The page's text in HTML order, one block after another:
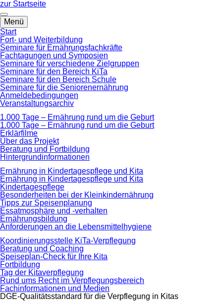
zum
Hauptinhalt
springen
zur Startseite
Menü
Start
Fort- und Weiterbildung
Seminare für Ernährungsfachkräfte
Fachtagungen und Symposien
Seminare für verschiedene Zielgruppen
Seminare für den Bereich KiTa
Seminare für den Bereich Schule
Seminare für die Seniorenernährung
Anmeldebedingungen
Veranstaltungsarchiv
1.000 Tage – Ernährung rund um die Geburt
1.000 Tage – Ernährung rund um die Geburt
Erklärfilme
Über das Projekt
Beratung und Fortbildung
Hintergrundinformationen
Ernährung in Kindertagespflege und Kita
Ernährung in Kindertagespflege und Kita
Kindertagespflege
Besonderheiten bei der Kleinkindernährung
Tipps zur Speisenplanung
Essatmosphäre und -verhalten
Ernährungsbildung
Anforderungen an die Lebensmittelhygiene
Koordinierungsstelle KiTa-Verpflegung
Beratung und Coaching
Speiseplan-Check für Ihre Kita
Fortbildung
Tag der Kitaverpflegung
Rund ums Recht im Verpflegungsbereich
Fachinformationen und Medien
DGE-Qualitätsstandard für die Verpflegung in Kitas